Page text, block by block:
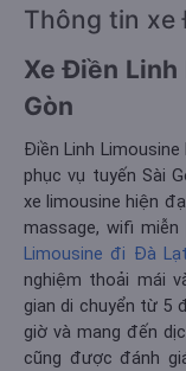
Thông tin xe
Xe Điền
Gòn
Điền Linh
phục vụ tuyến Sài
xe limousine hiện
massage, wifi miễn
Limousine đi Đà Lạt
nghiệm thoải mái
gian di chuyển từ 5
giờ và mang đến
cũng được đánh